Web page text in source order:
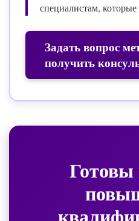
специалистам,
Задать вопрос
получить